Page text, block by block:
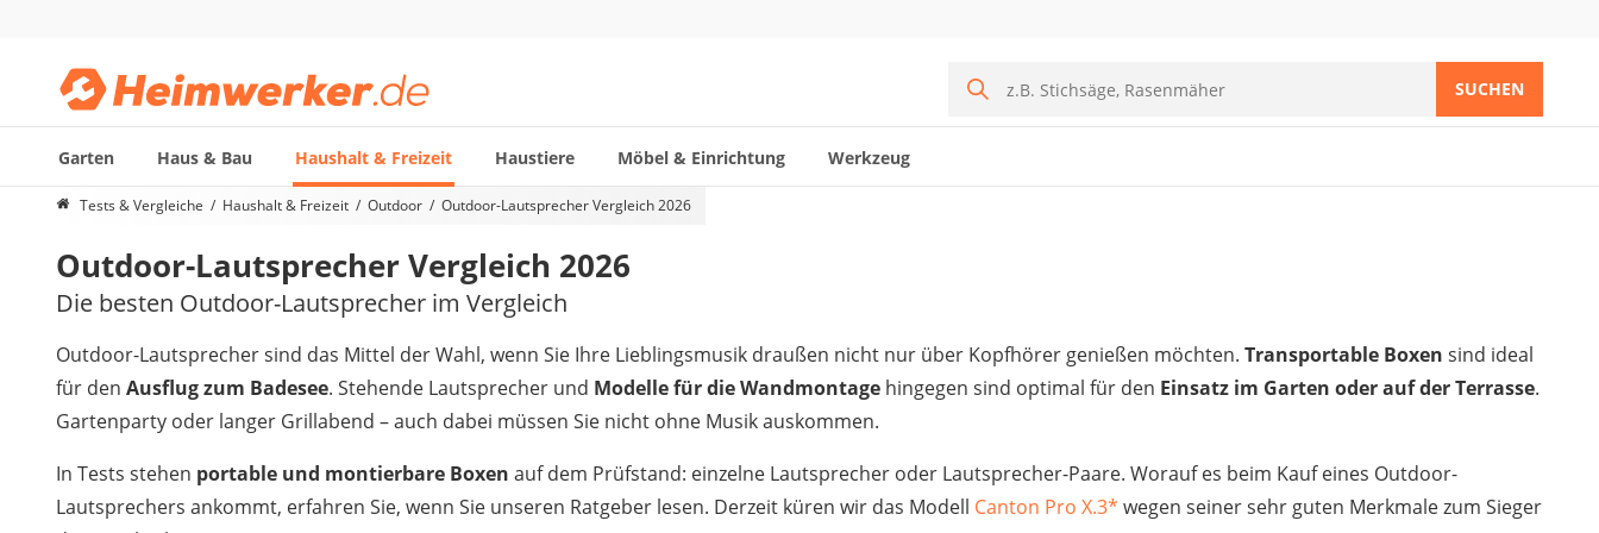
SUCHEN
Garten Haus & Bau Haushalt & Freizeit Haustiere Möbel & Einrichtung Werkzeug
Die beliebtesten Vergleiche nach Kategorie
Diascanner
Walkie-Talkie Kinder
Nachtsichtgerät
Stunt-Scooter
Gusseisen Bräter
Induktionskochfeld
Tischgeschirrspüler
Elektronische Dartscheibe
Wildkamera
Wischmopp
Tests & Vergleiche Haushalt & Freizeit Outdoor Outdoor-Lautsprecher Vergleich 2026
Outdoor-Lautsprecher Vergleich 2026
Die besten Outdoor-Lautsprecher im Vergleich
Outdoor-Lautsprecher sind das Mittel der Wahl, wenn Sie Ihre Lieblingsmusik draußen nicht nur über Kopfhörer genießen möchten. Transportable Boxen sind ideal
für den Ausflug zum Badesee. Stehende Lautsprecher und Modelle für die Wandmontage hingegen sind optimal für den Einsatz im Garten oder auf der Terrasse.
Gartenparty oder langer Grillabend – auch dabei müssen Sie nicht ohne Musik auskommen.
In Tests stehen portable und montierbare Boxen auf dem Prüfstand: einzelne Lautsprecher oder Lautsprecher-Paare. Worauf es beim Kauf eines Outdoor-
Lautsprechers ankommt, erfahren Sie, wenn Sie unseren Ratgeber lesen. Derzeit küren wir das Modell Canton Pro X.3* wegen seiner sehr guten Merkmale zum Sieger